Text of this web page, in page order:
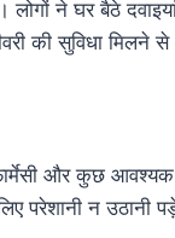
ने घर बैठे
की सुविधा
और कुछ आवश्यक
परेशानी न उठानी